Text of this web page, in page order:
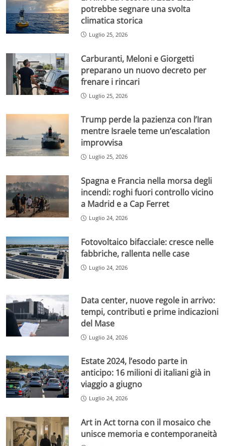
potrebbe segnare una svolta
climatica storica
Luglio 25, 2026
Carburanti, Meloni e Giorgetti
preparano un nuovo decreto per
frenare i rincari
Luglio 25, 2026
Trump perde la pazienza con l’Iran
mentre Israele teme un’escalation
improvvisa
Luglio 25, 2026
Spagna e Francia nella morsa degli
incendi: roghi fuori controllo vicino
a Madrid e a Cap Ferret
Luglio 24, 2026
Fotovoltaico bifacciale: cresce nelle
fabbriche, rallenta nelle case
Luglio 24, 2026
Data center, nuove regole in arrivo:
tempi, contributi e prime indicazioni
del Mase
Luglio 24, 2026
Estate 2024, l’esodo parte in
anticipo: 16 milioni di italiani già in
viaggio a giugno
Luglio 24, 2026
Art in Act torna con il mosaico che
unisce memoria e contemporaneità